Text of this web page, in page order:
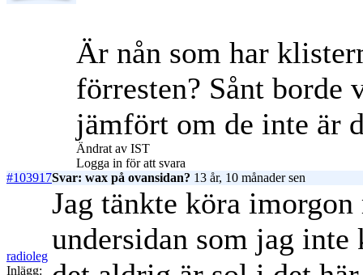
Är nån som har
förresten? Sånt borde
jämfört om de inte är
Ändrat av IST
Logga in för att svara
#103917Svar: wax på ovansidan? 13 år, 10 månader sen
radioleg
Inlägg:
Jag tänkte köra
undersidan som jag